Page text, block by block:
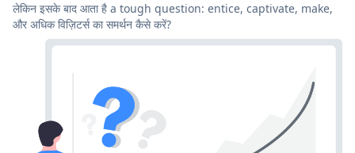
लेकिन इसके बाद आता है a tough question: entice, captivate, make,
और अधिक विज़िटर्स का समर्थन कैसे करें?